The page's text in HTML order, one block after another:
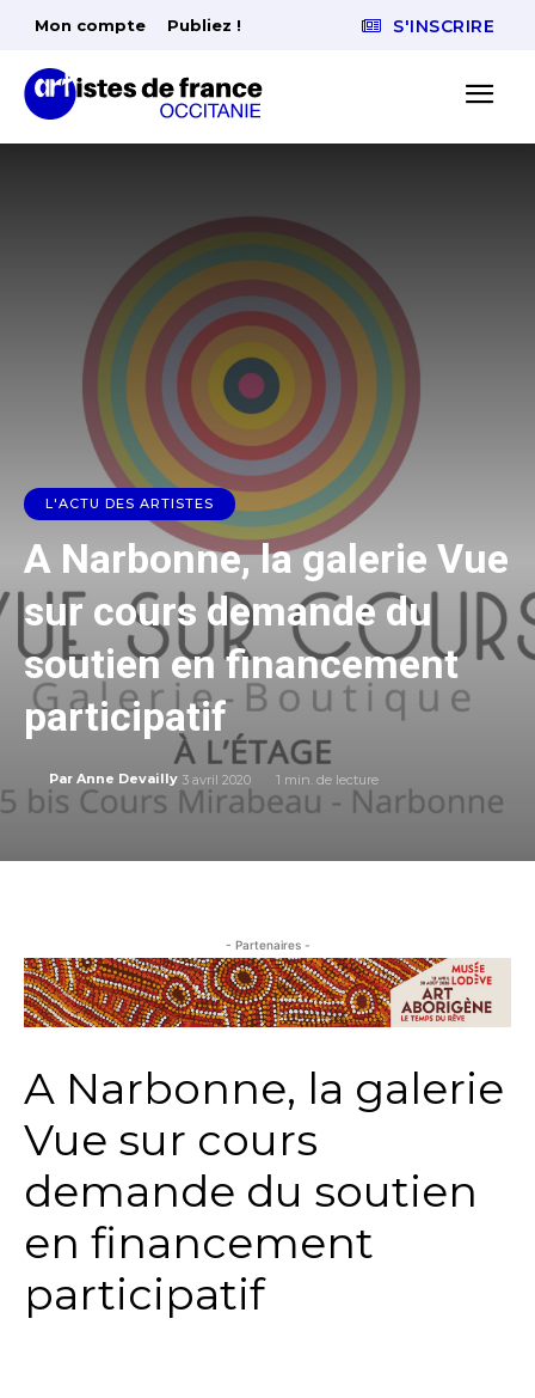
Mon compte Publiez ! S'INSCRIRE
L'ACTU DES ARTISTES
A Narbonne, la galerie Vue
sur cours demande du
soutien en financement
participatif
Par Anne Devailly 3 avril 2020 1 min. de lecture
- Partenaires -
A Narbonne, la galerie
Vue sur cours
demande du soutien
en financement
participatif